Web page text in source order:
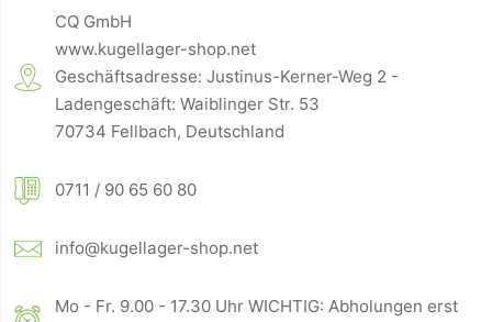
CQ GmbH
www.kugellager-shop.net
Geschäftsadresse: Justinus-Kerner-Weg 2 -
Ladengeschäft: Waiblinger Str. 53
70734 Fellbach, Deutschland
0711 / 90 65 60 80
info@kugellager-shop.net
Mo - Fr. 9.00 - 17.30 Uhr WICHTIG: Abholungen erst